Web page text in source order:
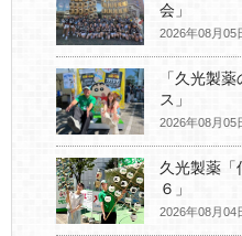
会」
2026年08月05
「久光製
ス」
2026年08月05
久光製薬「
６」
2026年08月04